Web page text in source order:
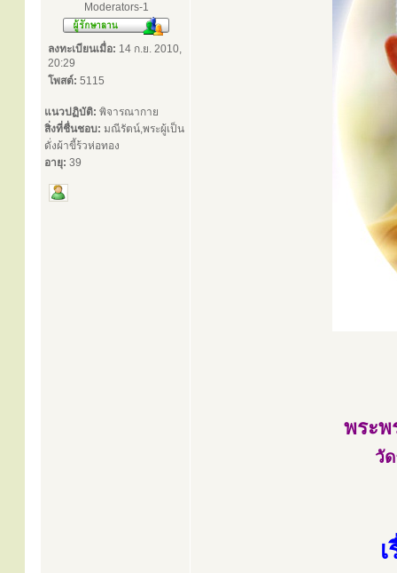
Moderators-1
ลงทะเบียนเมื่อ: 14 ก.ย. 2010,
20:29
โพสต์: 5115
แนวปฏิบัติ: พิจารณากาย
สิ่งที่ชื่นชอบ: มณีรัตน์,พระผู้เป็น
ดั่งผ้าขี้ร้วห่อทอง
อายุ: 39
พระ
วั